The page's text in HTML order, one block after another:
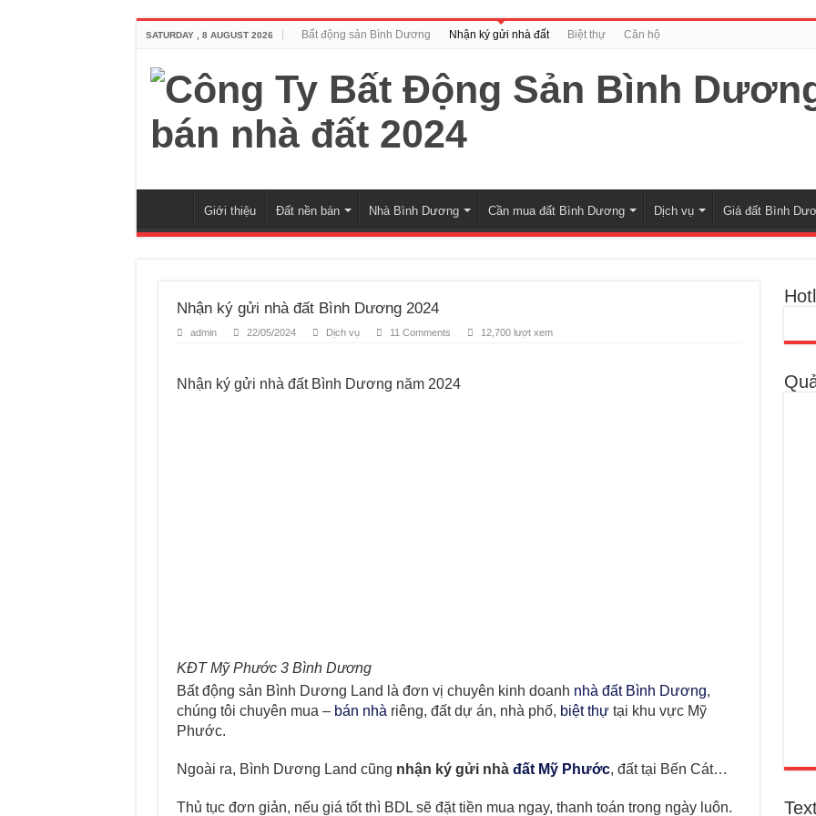
SATURDAY , 8 AUGUST 2026 Bất động sản Bình Dương Nhận ký gửi nhà đất Biệt thự Căn hộ
Giới thiệu Đất nền bán Nhà Bình Dương Cần mua đất Bình Dương Dịch vụ Giá đất Bình
Nhận ký gửi nhà đất Bình Dương 2024
admin 22/05/2024 Dịch vụ 11 Comments 12,700 lượt xem
Nhận ký gửi nhà đất Bình Dương năm 2024
KĐT Mỹ Phước 3 Bình Dương
Bất động sản Bình Dương Land là đơn vị chuyên kinh doanh nhà đất Bình Dương,
chúng tôi chuyên mua – bán nhà riêng, đất dự án, nhà phố, biệt thựtại khu vực Mỹ
Phước.
Ngoài ra, Bình Dương Land cũng nhận ký gửi nhà đất Mỹ Phước, đất tại Bến Cát…
Thủ tục đơn giản, nếu giá tốt thì BDL sẽ đặt tiền mua ngay, thanh toán trong ngày luôn.